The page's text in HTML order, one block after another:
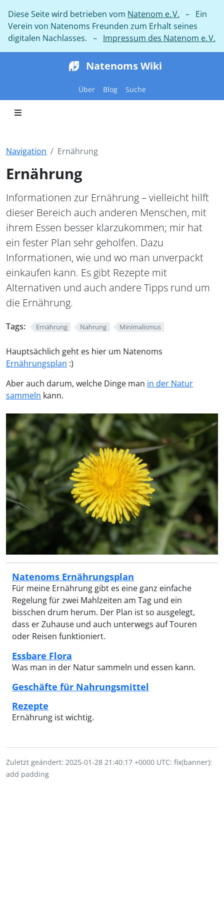
Diese Seite wird betrieben vom Natenom e. V. – Ein
Verein von Natenoms Freunden zum Erhalt seines
digitalen Nachlasses. – Impressum des Natenom e. V.
Natenoms Wiki
Über Blog Suche
Navigation Ernährung
Ernährung
Informationen zur Ernährung – vielleicht hilft
dieser Bereich auch anderen Menschen, mit
ihrem Essen besser klarzukommen; mir hat
ein fester Plan sehr geholfen. Dazu
Informationen, wie und wo man unverpackt
einkaufen kann. Es gibt Rezepte mit
Alternativen und auch andere Tipps rund um
die Ernährung.
Tags: Ernährung Nahrung Minimalismus
Hauptsächlich geht es hier um Natenoms
Ernährungsplan :)
Aber auch darum, welche Dinge man in der Natur
sammeln kann.
Natenoms Ernährungsplan
Für meine Ernährung gibt es eine ganz einfache
Regelung für zwei Mahlzeiten am Tag und ein
bisschen drum herum. Der Plan ist so ausgelegt,
dass er Zuhause und auch unterwegs auf Touren
oder Reisen funktioniert.
Essbare Flora
Was man in der Natur sammeln und essen kann.
Geschäfte für Nahrungsmittel
Rezepte
Ernährung ist wichtig.
Zuletzt geändert: 2025-01-28 21:40:17 +0000 UTC: fix(banner):
add padding